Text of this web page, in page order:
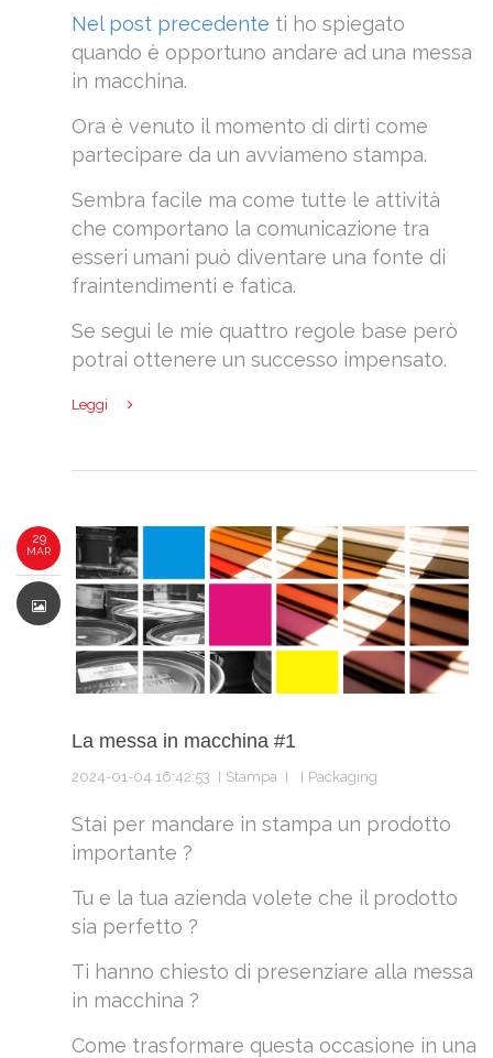
Nel post precedente ti ho spiegato
quando è opportuno andare ad una messa
in macchina.
Ora è venuto il momento di dirti come
partecipare da un avviameno stampa.
Sembra facile ma come tutte le attività
che comportano la comunicazione tra
esseri umani può diventare una fonte di
fraintendimenti e fatica.
Se segui le mie quattro regole base però
potrai ottenere un successo impensato.
Leggi
29
MAR
La messa in macchina #1
2024-01-04 16:42:53 Stampa Packaging
Stai per mandare in stampa un prodotto
importante ?
Tu e la tua azienda volete che il prodotto
sia perfetto ?
Ti hanno chiesto di presenziare alla messa
in macchina ?
Come trasformare questa occasione in una